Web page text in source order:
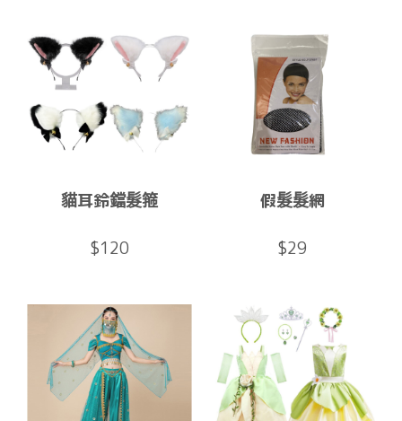
貓耳鈴鐺髮箍
$120
假髮髮網
$29